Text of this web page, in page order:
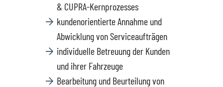
St. Wendel
Hüttigweiler
Übersicht
SEAT
CUPRA
Service
Gewerbekunden
Probefahrt
& CUPRA-Kernprozesses
kundenorientierte Annahme und
Abwicklung von Serviceaufträgen
individuelle Betreuung der Kunden
und ihrer Fahrzeuge
Bearbeitung und Beurteilung von